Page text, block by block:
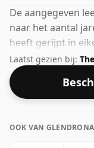
De aangegeven
naar het aantal
heeft gerijpt in
deze Schotse
Gebotteld op een
deze whisky
Laatst gezien bij:
OOK VAN